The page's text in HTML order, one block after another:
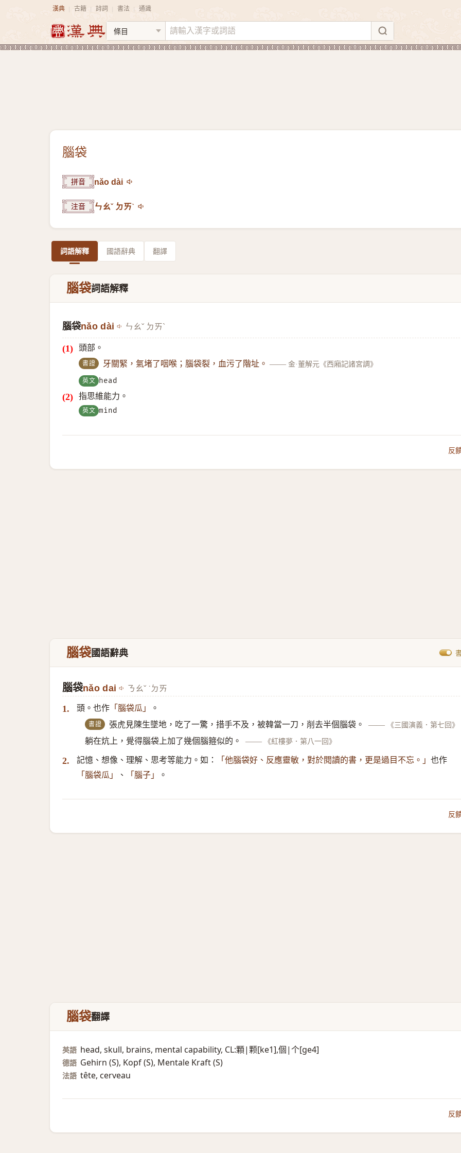
漢典 古籍 詩詞 書法 通識
腦袋
拼音 nǎo dài
注音 ㄣㄠˇ ㄉㄞˋ
詞語解釋 國語辭典 翻譯
腦袋詞語解釋
腦袋nǎo dài ㄣㄠˇ ㄉㄞˋ
頭部。
書證 牙關緊，氣堵了咽喉；腦袋裂，血污了階址。 —— 金·董解元《西廂記諸宮調》
英文 head
指思維能力。
英文 mind
反
腦袋國語辭典
腦袋nǎo dai ㄋㄠˇ ˙ㄉㄞ
1. 頭。也作 「腦袋瓜」 。
書證 張虎見陳生墜地，吃了一驚，措手不及，被韓當一刀，削去半個腦袋。 —— 《三國演義．第七回》
躺在炕上，覺得腦袋上加了幾個腦箍似的。 —— 《紅樓夢．第八一回》
2. 記憶、想像、理解、思考等能力。如： 「他腦袋好、反應靈敏，對於閱讀的書，更是過目不忘。」 也作
「腦袋瓜」 、 「腦子」 。
反
腦袋翻譯
英語 head, skull, brains, mental capability, CL:顆|颗[ke1],個|个[ge4]
德語 Gehirn (S)​, Kopf (S)​, Mentale Kraft (S)​
法語 tête, cerveau
反